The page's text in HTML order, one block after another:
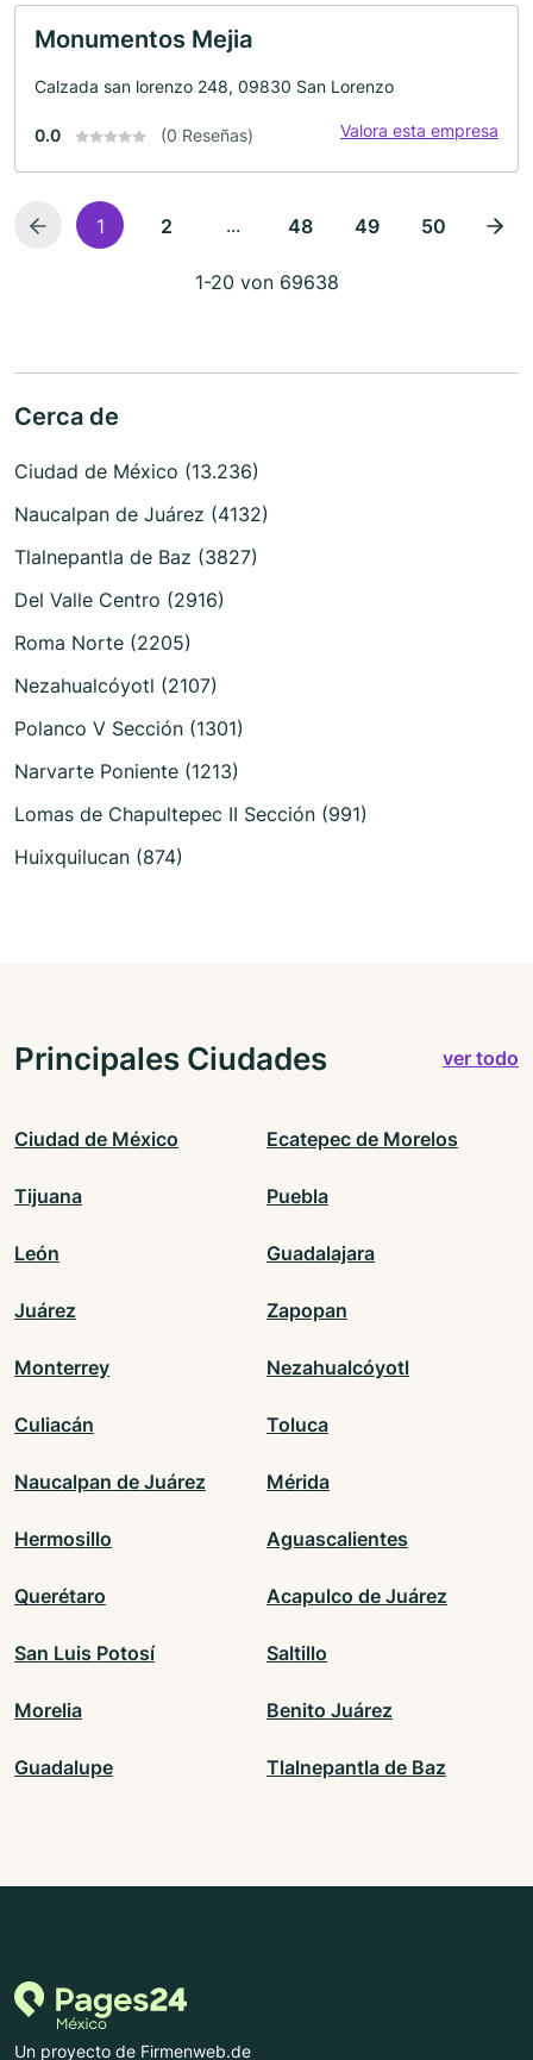
Monumentos Mejia
Calzada san lorenzo 248, 09830 San Lorenzo
0.0 (0 Reseñas) Valora esta empresa
1 2 ... 48 49 50
1-20 von 69638
Cerca de
Ciudad de México (13.236)
Naucalpan de Juárez (4132)
Tlalnepantla de Baz (3827)
Del Valle Centro (2916)
Roma Norte (2205)
Nezahualcóyotl (2107)
Polanco V Sección (1301)
Narvarte Poniente (1213)
Lomas de Chapultepec II Sección (991)
Huixquilucan (874)
Principales Ciudades ver todo
Ciudad de México Ecatepec de Morelos
Tijuana Puebla
León Guadalajara
Juárez Zapopan
Monterrey Nezahualcóyotl
Culiacán Toluca
Naucalpan de Juárez Mérida
Hermosillo Aguascalientes
Querétaro Acapulco de Juárez
San Luis Potosí Saltillo
Morelia Benito Juárez
Guadalupe Tlalnepantla de Baz
Un proyecto de Firmenweb.de